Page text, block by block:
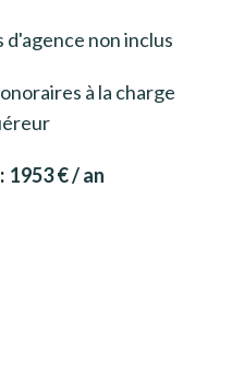
d'agence non inclus
à la charge
1953 € / an